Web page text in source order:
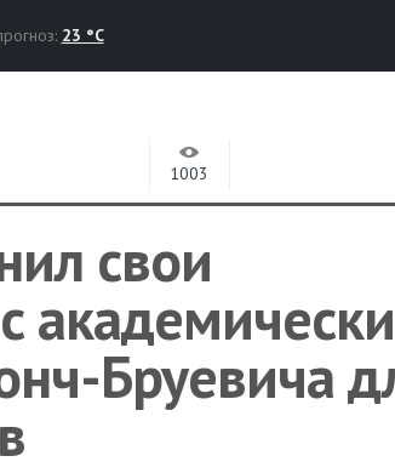
23 °C
1003
свои
Бруевича